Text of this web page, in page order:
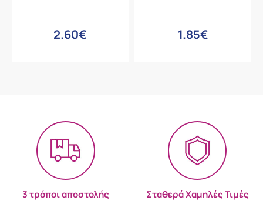
2.60€ 1.85€
3 τρόποι αποστολής Σταθερά Χαμηλές Τιμές